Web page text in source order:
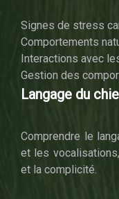
Signes de stress
Comportements
Interactions avec
Gestion des
Langage du
Comprendre le
et les
et la complicité.